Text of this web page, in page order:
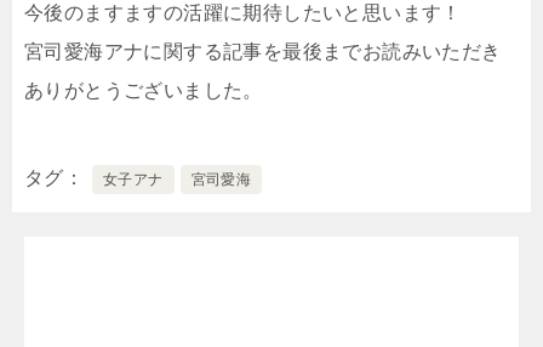
今後のますますの活躍に期待したいと思います！
宮司愛海アナに関する記事を最後までお読みいただき
ありがとうございました。
タグ 女子アナ 宮司愛海